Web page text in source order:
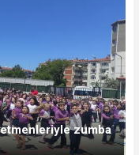
zumba